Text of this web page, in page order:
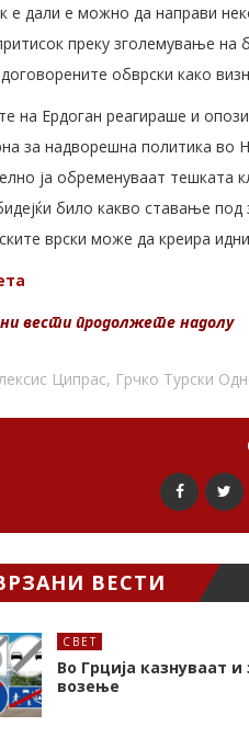
е дали е можно да направи
преку зголемување на
обврски како
на Ердоган реагираше и
за надворешна политика во
ја обременуваат тешката
било какво ставање
врски може да креира
вести продолжете надолу
Ципрас, Грчко Турски
ВЕСТИ
СВЕТ
Во Грција казнуваат и
возење